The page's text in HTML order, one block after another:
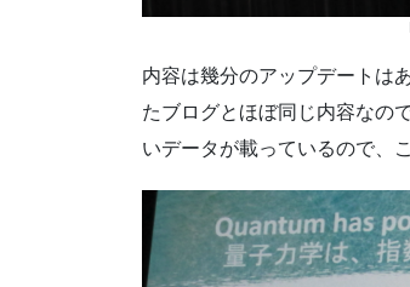
内容は幾分のアップデートは
たブログとほぼ同じ内容なの
いデータが載っているので、